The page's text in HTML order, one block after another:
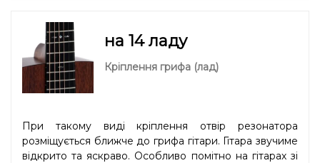
на 14 ладу
Кріплення грифа (лад)
При такому виді кріплення отвір резонатора
розміщується ближче до грифа гітари. Гітара звучиме
відкрито та яскраво. Особливо помітно на гітарах зі